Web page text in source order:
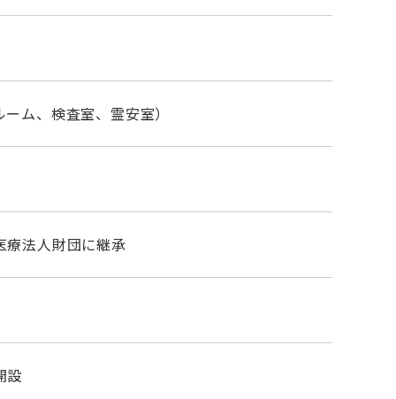
ム、検査室、霊安室）
療法人財団に継承
設